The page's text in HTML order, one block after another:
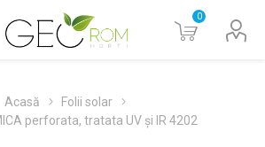
0
Acasă
Folii solar
perforata, tratata UV și IR 4202